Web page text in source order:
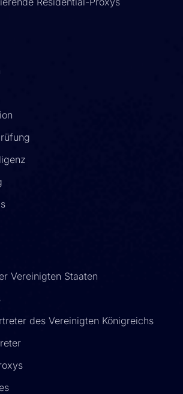
Residential-Proxys
Vereinigten Staaten
des Vereinigten Königreichs